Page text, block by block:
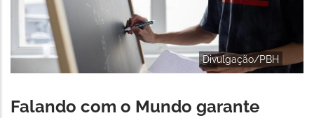
Divulgação/PBH
Falando com o Mundo garante